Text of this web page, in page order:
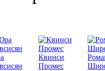
Квинси
Промес